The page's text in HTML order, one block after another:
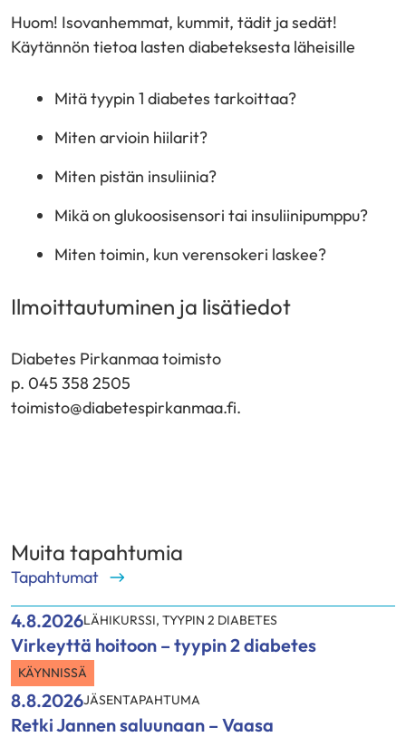
Huom! Isovanhemmat, kummit, tädit ja sedät!
Käytännön tietoa lasten diabeteksesta läheisille
Mitä tyypin 1 diabetes tarkoittaa?
Miten arvioin hiilarit?
Miten pistän insuliinia?
Mikä on glukoosisensori tai insuliinipumppu?
Miten toimin, kun verensokeri laskee?
Ilmoittautuminen ja lisätiedot
Diabetes Pirkanmaa toimisto
p. 045 358 2505
toimisto@diabetespirkanmaa.fi.
Muita tapahtumia
Tapahtumat
4.8.2026LÄHIKURSSI, TYYPIN 2 DIABETES
Virkeyttä hoitoon – tyypin 2 diabetes
KÄYNNISSÄ
8.8.2026JÄSENTAPAHTUMA
Retki Jannen saluunaan – Vaasa